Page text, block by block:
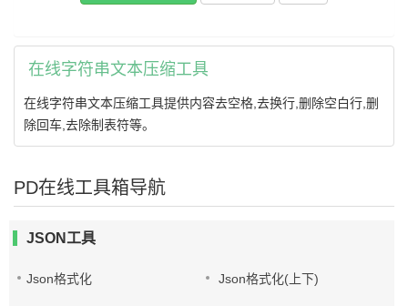
在线字符串文本压缩工具
在线字符串文本压缩工具提供内容去空格,去换行,删除空白行,删
除回车,去除制表符等。
PD在线工具箱导航
JSON工具
Json格式化 Json格式化(上下)